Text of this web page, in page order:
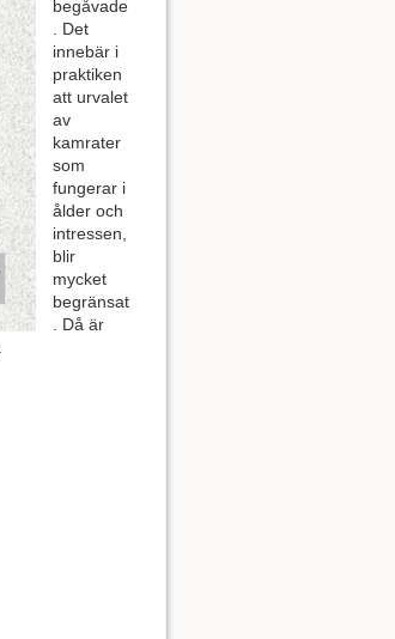
begåvade
. Det
innebär i
praktiken
att urvalet
av
kamrater
som
fungerar i
ålder och
intressen,
blir
mycket
begränsat
. Då är